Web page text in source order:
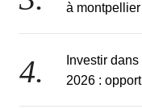
à
Investir
2026 :